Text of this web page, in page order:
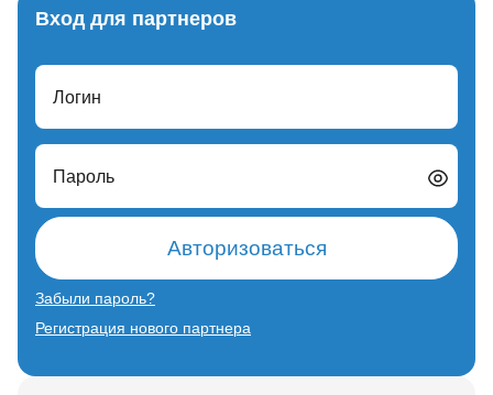
Вход для партнеров
Логин
Пароль
Авторизоваться
Забыли пароль?
Регистрация нового партнера